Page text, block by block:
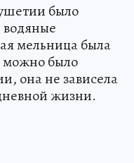
было
водяные
мельница была
было
она не зависела
жизни.